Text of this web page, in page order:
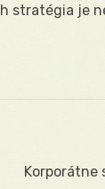
stratégia je
Next